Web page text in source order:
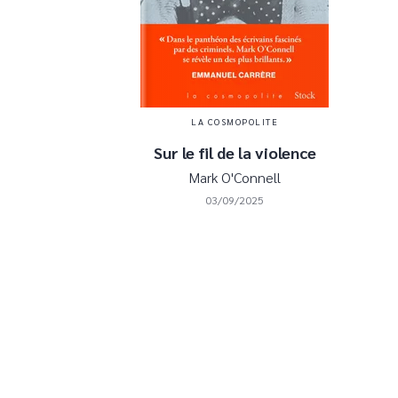
LA COSMOPOLITE
Sur le fil de la violence
Mark O'Connell
03/09/2025